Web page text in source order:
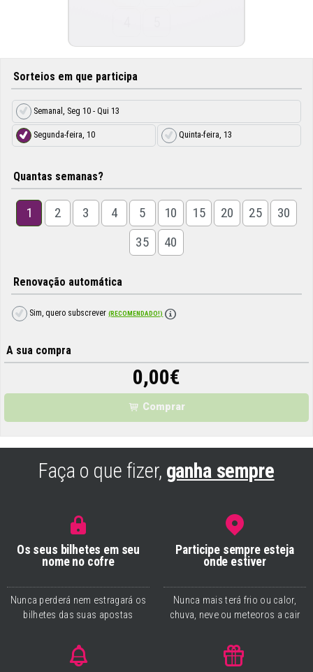
Sorteios em que participa
Semanal, Seg 10 - Qui 13
Segunda-feira, 10 Quinta-feira, 13
Quantas semanas?
1 2 3 4 5 10 15 20 25
30
35
40
Renovação automática
Sim, quero subscrever(RECOMENDADO!)
A sua compra
0,00€
Comprar
Faça o que fizer, ganha sempre
Os seus bilhetes em seu
nome no cofre
Nunca perderá nem estragará os
bilhetes das suas apostas
Participe sempre esteja
onde estiver
Nunca mais terá frio ou calor,
chuva, neve ou meteoros a cair